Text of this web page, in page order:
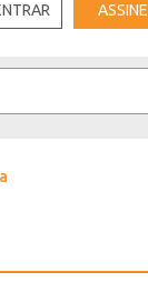
ASSINE